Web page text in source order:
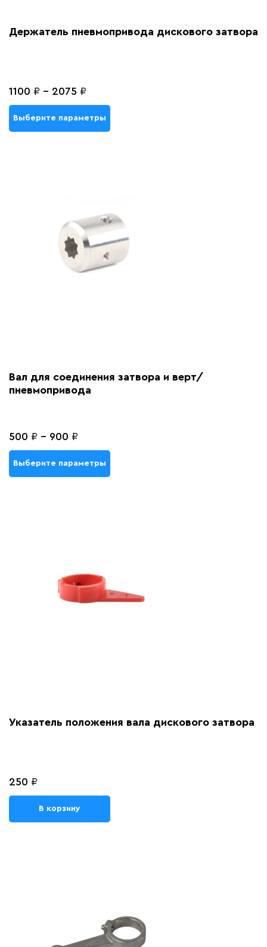
Держатель пневмопривода дискового затвора
1100 ₽ - 2075 ₽
Выберите параметры
Вал для соединения затвора и верт/
пневмопривода
500 ₽ - 900 ₽
Выберите параметры
Указатель положения вала дискового затвора
250 ₽
В корзину